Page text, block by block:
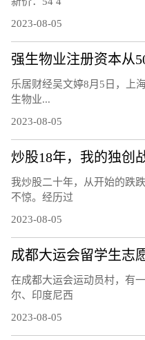
2023-08-05
乐居财经吴文婷8月5日，上
生物业...
2023-08-05
我炒股二十年，从开始的跌
不惊。经历过
2023-08-05
在成都大运会运动员村，有
尔、印度尼西
2023-08-05